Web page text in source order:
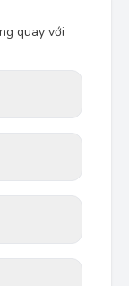
quay với